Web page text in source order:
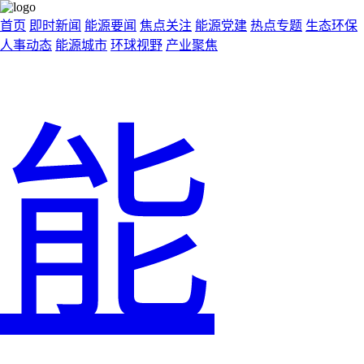
首页 即时新闻 能源要闻 焦点关注 能源党建 热点专题 生态环保
人事动态 能源城市 环球视野 产业聚焦
能